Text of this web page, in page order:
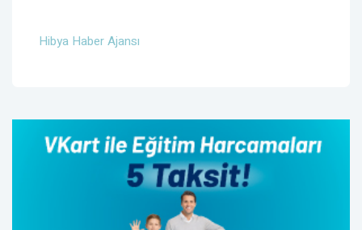
Hibya Haber Ajansı